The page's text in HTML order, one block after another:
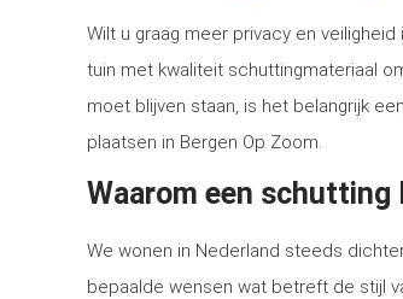
Wilt u graag meer privacy en
tuin met kwaliteit schuttingmateriaal
moet blijven staan, is het belangrijk een
plaatsen in Bergen Op Zoom.
Waarom een schutting
We wonen in Nederland steeds
bepaalde wensen wat betreft de stijl